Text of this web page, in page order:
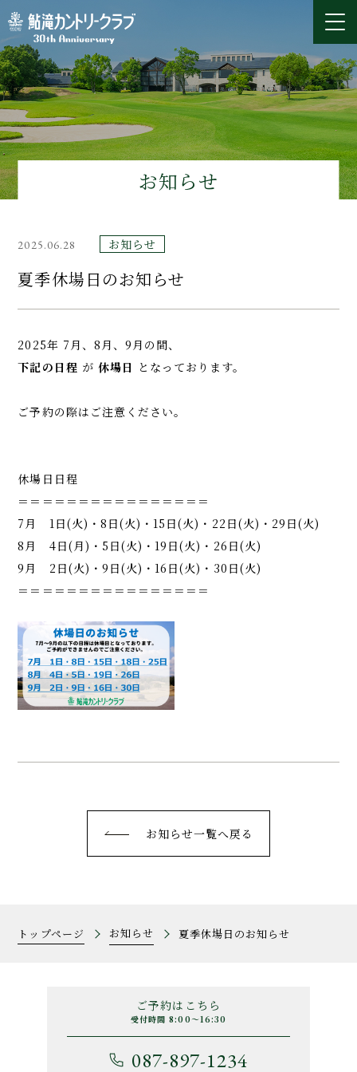
お知らせ
2025.06.28 お知らせ
夏季休場日のお知らせ
2025年 7月、8月、9月の間、
下記の日程 が 休場日 となっております。
ご予約の際はご注意ください。
休場日日程
＝＝＝＝＝＝＝＝＝＝＝＝＝＝＝＝
7月 1日(火)・8日(火)・15日(火)・22日(火)・29日(火)
8月 4日(月)・5日(火)・19日(火)・26日(火)
9月 2日(火)・9日(火)・16日(火)・30日(火)
＝＝＝＝＝＝＝＝＝＝＝＝＝＝＝＝
お知らせ一覧へ戻る
トップページ お知らせ 夏季休場日のお知らせ
ご予約はこちら
受付時間 8:00～16:30
087-897-1234